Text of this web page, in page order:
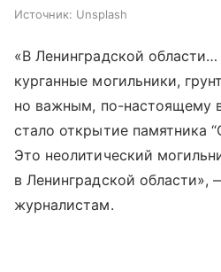
Источник: Unsplash
«В Ленинградской
курганные могильники,
но важным, по-настоящему
стало открытие памятника
Это неолитический
в Ленинградской области»,
журналистам.